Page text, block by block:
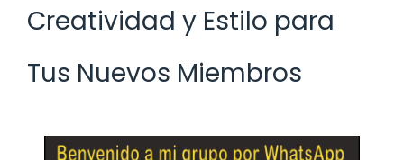
Creatividad y Estilo para
Tus Nuevos Miembros